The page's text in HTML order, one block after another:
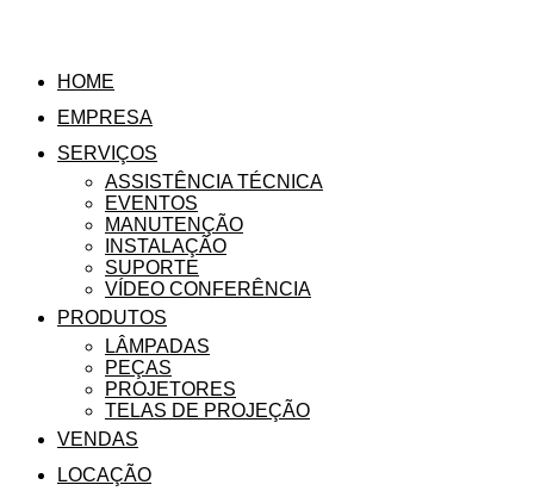
HOME
EMPRESA
SERVIÇOS
ASSISTÊNCIA TÉCNICA
EVENTOS
MANUTENÇÃO
INSTALAÇÃO
SUPORTE
VÍDEO CONFERÊNCIA
PRODUTOS
LÂMPADAS
PEÇAS
PROJETORES
TELAS DE PROJEÇÃO
VENDAS
LOCAÇÃO